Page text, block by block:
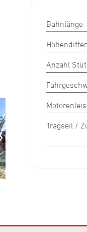
Bahnlänge
Anzahl
Tragseil /